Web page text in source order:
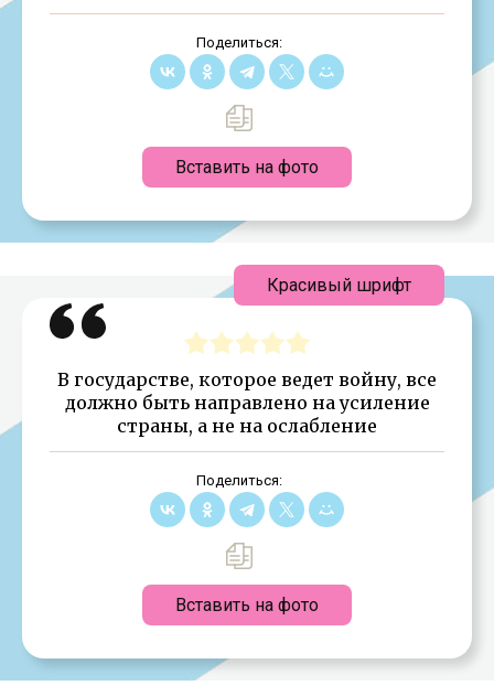
Поделиться:
Вставить на фото
В государстве, которое ведет войну, все
должно быть направлено на усиление
страны, а не на ослабление
Поделиться:
Вставить на фото
Красивый шрифт